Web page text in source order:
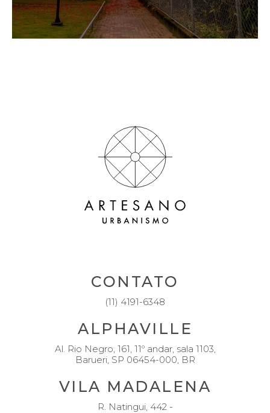
CONTATO
(11) 4191-6348
ALPHAVILLE
Al. Rio Negro, 161, 11º andar, sala 1103,
Barueri, SP 06454-000, BR
VILA MADALENA
R. Natingui, 442 -